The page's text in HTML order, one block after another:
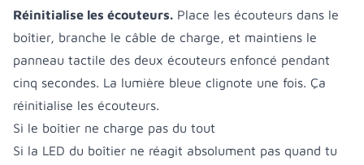
Réinitialise les écouteurs. Place les écouteurs dans le
boîtier, branche le câble de charge, et maintiens le
panneau tactile des deux écouteurs enfoncé pendant
cinq secondes. La lumière bleue clignote une fois. Ça
réinitialise les écouteurs.
Si le boîtier ne charge pas du tout
Si la LED du boîtier ne réagit absolument pas quand tu